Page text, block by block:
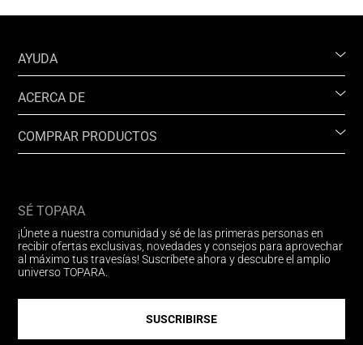
AYUDA
ACERCA DE
COMPRAR PRODUCTOS
SÉ TOPARA
¡Únete a nuestra comunidad y sé de las primeras personas en
recibir ofertas exclusivas, novedades y consejos para aprovechar
al máximo tus travesías! Suscríbete ahora y descubre el amplio
universo TOPARA.
SUSCRIBIRSE